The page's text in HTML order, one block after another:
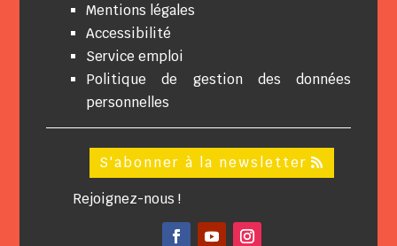
Mentions légales
Accessibilité
Service emploi
Politique de gestion des données
personnelles
S'abonner à la newsletter
Rejoignez-nous !